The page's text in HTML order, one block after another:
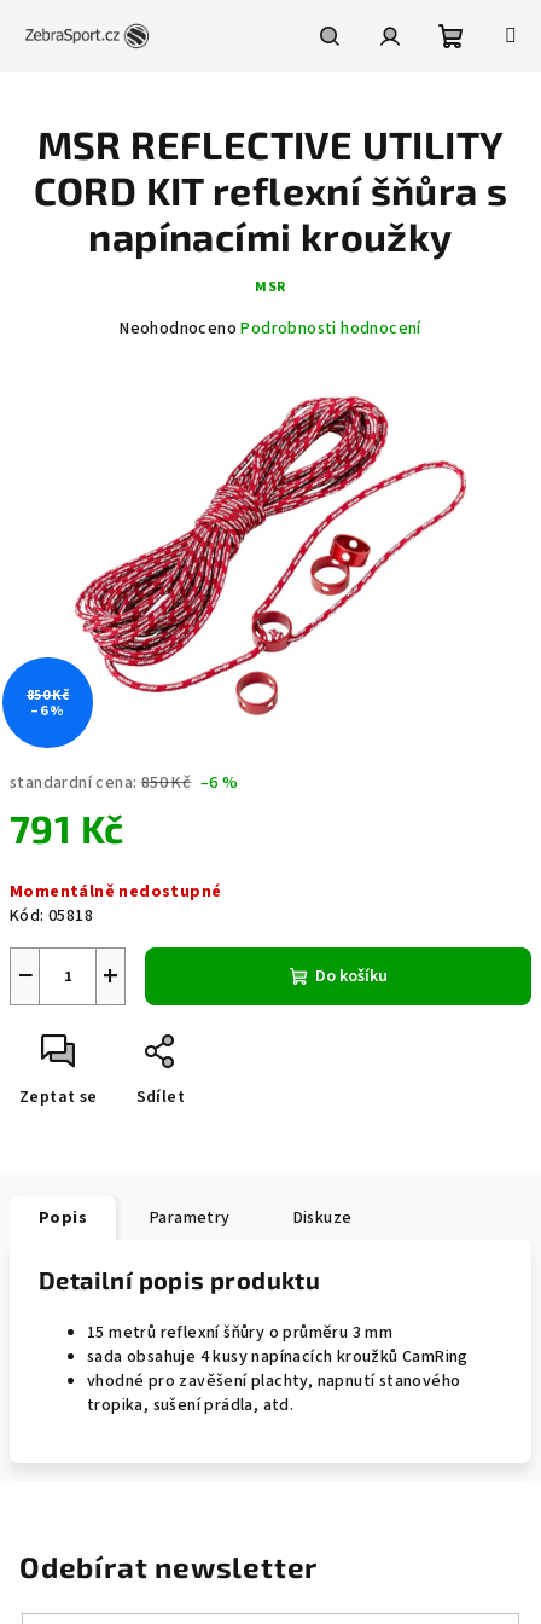
košík
standardní cena: 850 Kč –6 %
791 Kč
cena:
Momentálně nedostupné
Kód: 05818
+
− Do košíku
Zeptat se Sdílet
MSR REFLECTIVE UTILITY
CORD KIT reflexní šňůra s
napínacími kroužky
MSR
Průměrné
Neohodnoceno Podrobnosti hodnocení
850 Kč
–6 %
Popis Parametry Diskuze
Detailní popis produktu
15 metrů reflexní šňůry o průměru 3 mm
sada obsahuje 4 kusy napínacích kroužků CamRing
vhodné pro zavěšení plachty, napnutí stanového
tropika, sušení prádla, atd.
Odebírat newsletter